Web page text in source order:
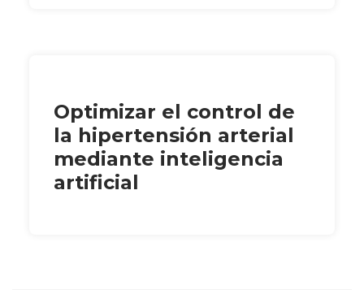
Optimizar el control de
la hipertensión arterial
mediante inteligencia
artificial